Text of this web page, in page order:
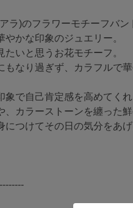
ラ)のフラワーモチーフバ
かな印象のジュエリー。
いと思うお花モチーフ。
もなり過ぎず、カラフルで
で自己肯定感を高めてくれ
、カラーストーンを纏った
つけてその日の気分をあ